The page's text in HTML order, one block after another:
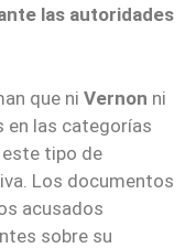
las autoridades
que ni Vernon ni
en las categorías
tipo de
Los documentos
acusados
sobre su